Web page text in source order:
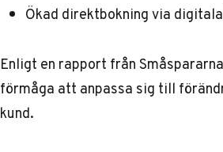
Ökad direktbokning via
Enligt en rapport från Småspararna
förmåga att anpassa sig till
kund.